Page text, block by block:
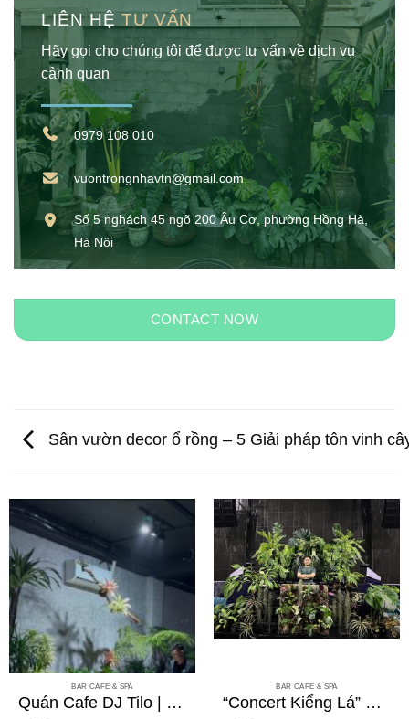
LIÊN HỆ TƯ VẤN
Hãy gọi cho chúng tôi để được tư vấn về dịch vụ
cảnh quan
0979 108 010
vuontrongnhavtn@gmail.com
Số 5 nghách 45 ngõ 200 Âu Cơ, phường Hồng Hà,
Hà Nội
CONTACT NOW
Sân vườn decor ổ rồng – 5 Giải pháp tôn vinh
BAR CAFE & SPA
Quán Cafe DJ Tilo | Không gian Tropical với tường cây và bồn cây đa tầng
BAR CAFE & SPA
“Concert Kiểng Lá” Decor Sự Kiện – A Plus Bar 78 Yên Phụ